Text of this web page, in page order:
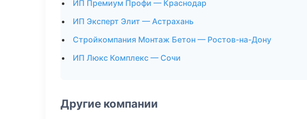
ИП Премиум Профи — Краснодар
ИП Эксперт Элит — Астрахань
Стройкомпания Монтаж Бетон — Ростов-на-Дону
ИП Люкс Комплекс — Сочи
Другие компании